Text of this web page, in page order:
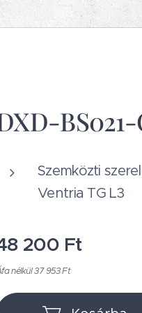
Szemközti
Ventria TG L3
200Ft
nélkül 37 953 Ft